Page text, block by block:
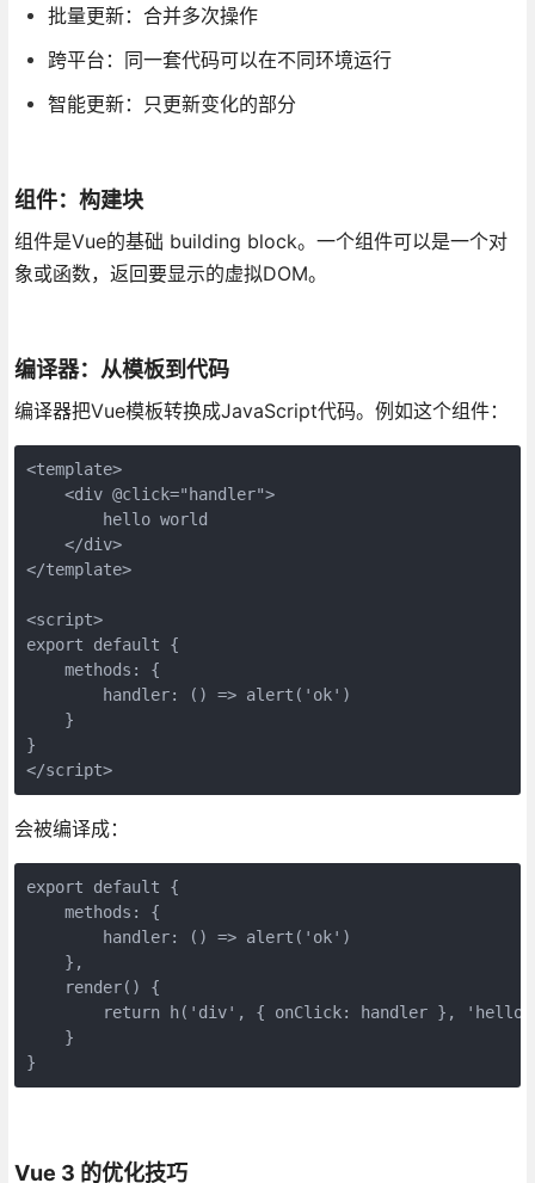
批量更新：合并多次操作
跨平台：同一套代码可以在不同环境运行
智能更新：只更新变化的部分
组件：构建块
组件是Vue的基础 building block。一个组件可以是一个对
象或函数，返回要显示的虚拟DOM。
编译器：从模板到代码
编译器把Vue模板转换成JavaScript代码。例如这个组件：
<template>
    <div @click="handler">
        hello world
    </div>
</template>
<script>
export default {
    methods: {
        handler: () => alert('ok')
    }
}
</script>
会被编译成：
export default {
    methods: {
        handler: () => alert('ok')
    },
    render() {
return h('div', { onClick: handler }, 'hello
    }
}
Vue 3 的优化技巧